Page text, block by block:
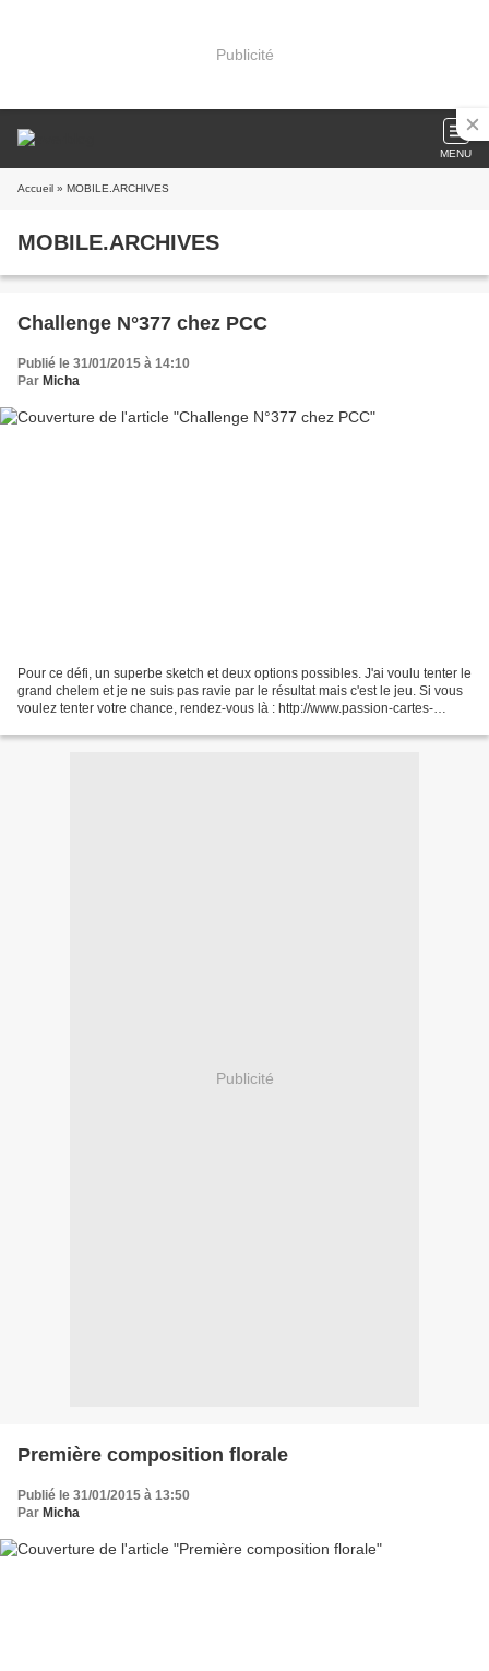
Publicité
MENU
Accueil » MOBILE.ARCHIVES
MOBILE.ARCHIVES
Challenge N°377 chez PCC
Publié le 31/01/2015 à 14:10
Par Micha
Pour ce défi, un superbe sketch et deux options possibles. J'ai voulu tenter le
grand chelem et je ne suis pas ravie par le résultat mais c'est le jeu. Si vous
voulez tenter votre chance, rendez-vous là : http://www.passion-cartes-
magazine.com/archives/2015/01/29/31415589.html#utm_medium=email&ut
Publicité
Première composition florale
Publié le 31/01/2015 à 13:50
Par Micha